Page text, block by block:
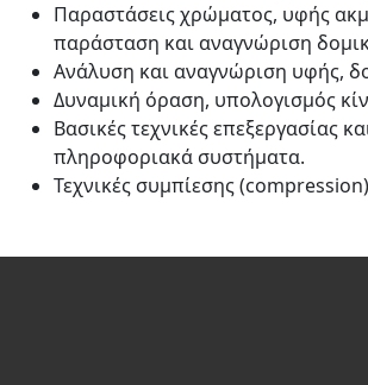
Παραστάσεις χρώματος, υφής
παράσταση και αναγνώριση
Ανάλυση και αναγνώριση υφής,
Δυναμική όραση, υπολογισμός
Βασικές τεχνικές επεξεργασίας
πληροφοριακά συστήματα.
Τεχνικές συμπίεσης